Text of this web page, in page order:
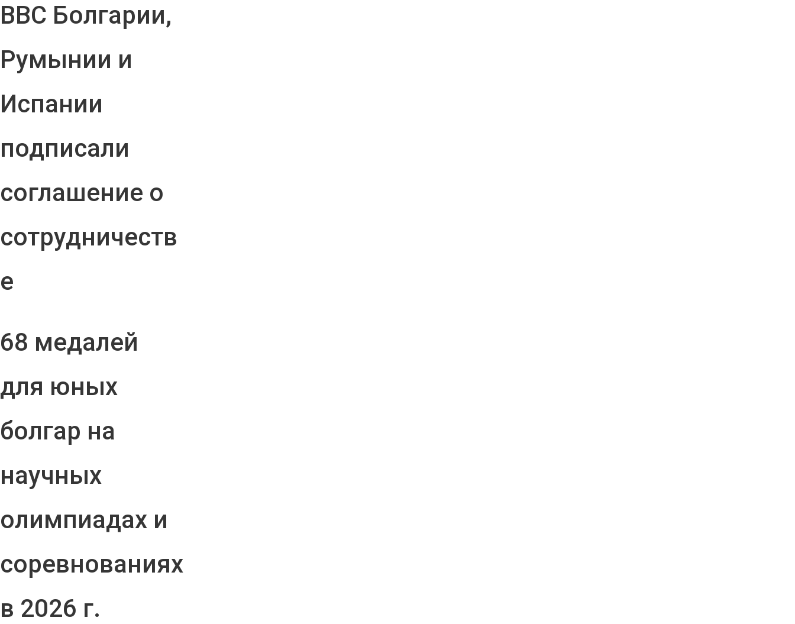
ВВС Болгарии,
Румынии и
Испании
подписали
соглашение о
сотрудничеств
е
68 медалей
для юных
болгар на
научных
олимпиадах и
соревнованиях
в 2026 г.